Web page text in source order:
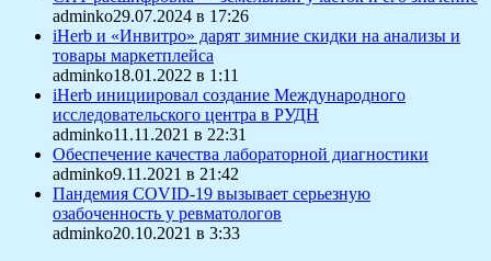
adminko29.07.2024 в 17:26
iHerb и «Инвитро» дарят зимние скидки на анализы и
товары маркетплейса
adminko18.01.2022 в 1:11
iHerb инициировал создание Международного
исследовательского центра в РУДН
adminko11.11.2021 в 22:31
Обеспечение качества лабораторной диагностики
adminko9.11.2021 в 21:42
Пандемия COVID-19 вызывает серьезную
озабоченность у ревматологов
adminko20.10.2021 в 3:33